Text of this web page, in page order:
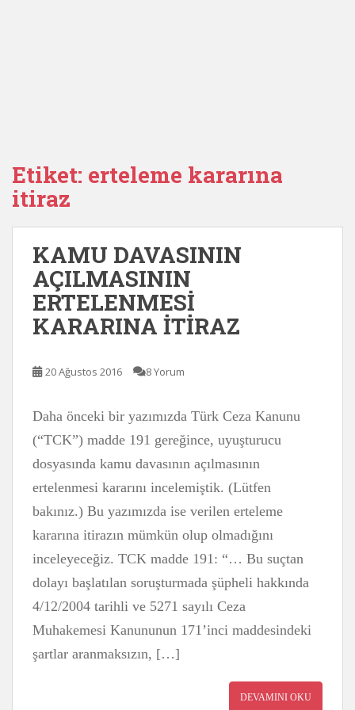
Etiket: erteleme kararına
itiraz
KAMU DAVASININ
AÇILMASININ
ERTELENMESİ
KARARINA İTİRAZ
20 Ağustos 2016 8 Yorum
Daha önceki bir yazımızda Türk Ceza Kanunu
(“TCK”) madde 191 gereğince, uyuşturucu
dosyasında kamu davasının açılmasının
ertelenmesi kararını incelemiştik. (Lütfen
bakınız.) Bu yazımızda ise verilen erteleme
kararına itirazın mümkün olup olmadığını
inceleyeceğiz. TCK madde 191: “… Bu suçtan
dolayı başlatılan soruşturmada şüpheli hakkında
4/12/2004 tarihli ve 5271 sayılı Ceza
Muhakemesi Kanununun 171’inci maddesindeki
şartlar aranmaksızın, […]
DEVAMINI OKU